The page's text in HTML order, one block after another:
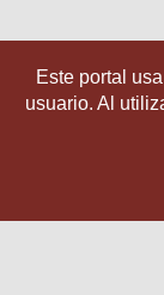
Este portal
usuario. Al